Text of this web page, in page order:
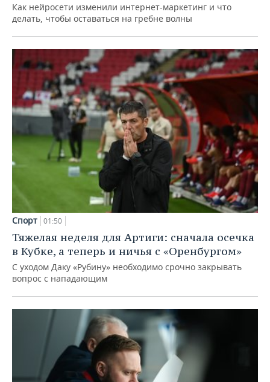
Как нейросети изменили интернет-маркетинг и что
делать, чтобы оставаться на гребне волны
Спорт 01:50
Тяжелая неделя для Артиги: сначала осечка
в Кубке, а теперь и ничья с «Оренбургом»
С уходом Даку «Рубину» необходимо срочно закрывать
вопрос с нападающим